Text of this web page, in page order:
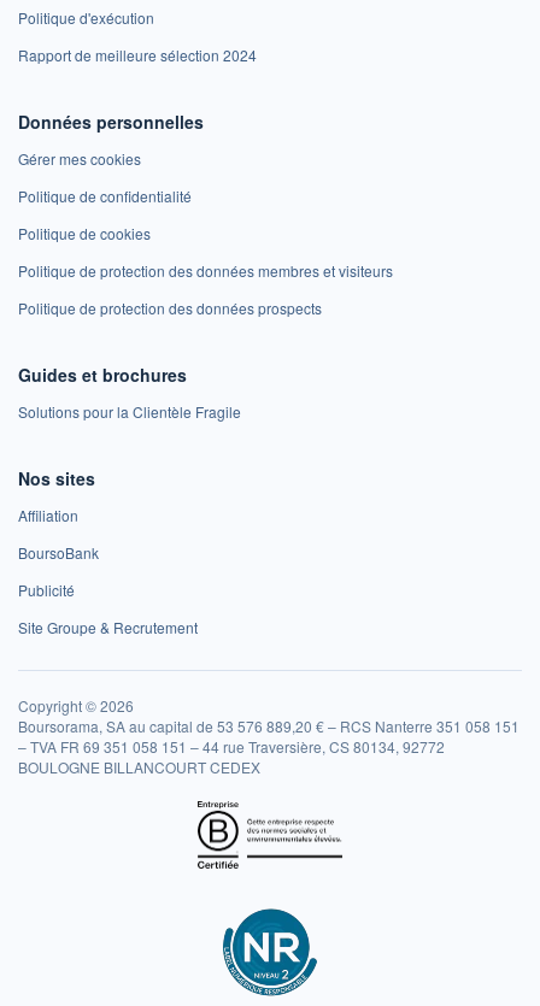
Politique d'exécution
Rapport de meilleure sélection 2024
Données personnelles
Gérer mes cookies
Politique de confidentialité
Politique de cookies
Politique de protection des données membres et visiteurs
Politique de protection des données prospects
Guides et brochures
Solutions pour la Clientèle Fragile
Nos sites
Affiliation
BoursoBank
Publicité
Site Groupe & Recrutement
Copyright © 2026
Boursorama, SA au capital de 53 576 889,20 € – RCS Nanterre 351 058 151
– TVA FR 69 351 058 151 – 44 rue Traversière, CS 80134, 92772
BOULOGNE BILLANCOURT CEDEX